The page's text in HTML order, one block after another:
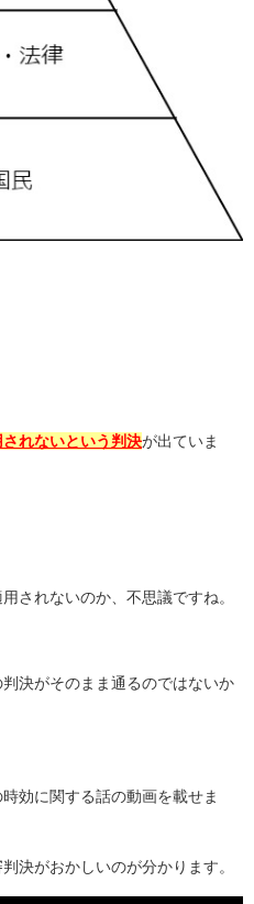
れないという判決が出ていま
されないのか、不思議ですね。
決がそのまま通るのではないか
効に関する話の動画を載せま
決がおかしいのが分かります。